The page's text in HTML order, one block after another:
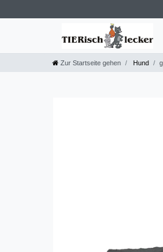
Zur Startseite gehen Hund